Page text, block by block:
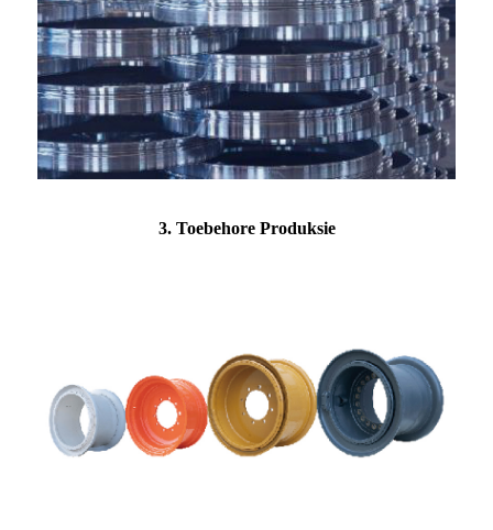
3. Toebehore Produksie